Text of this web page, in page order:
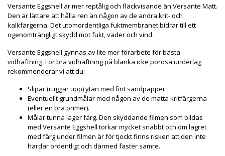
Versante Eggshell är mer reptålig och fläckvisande än Versante Matt.
Den är lättare att hålla ren än någon av de andra krit- och
kalkfärgerna. Det utomordentliga fuktmembranet bidrar till ett
ogenomträngligt skydd mot fukt, väder och vind.
Versante Eggshell gynnas av lite mer förarbete för bästa
vidhäftning. För bra vidhäftning på blanka icke porösa underlag
rekommenderar vi att du:
Slipar (ruggar upp) ytan med fint sandpapper.
Eventuellt grundmålar med någon av de matta kritfärgerna
(eller en bra primer).
Målar tunna lager färg. Den skyddande filmen som bildas
med Versante Eggshell torkar mycket snabbt och om lagret
med färg under filmen är för tjockt finns risken att den inte
härdar ordentligt och därmed fäster sämre.